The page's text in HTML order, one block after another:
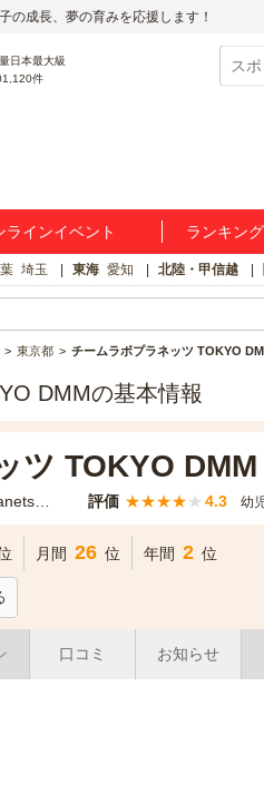
の成長、夢の育みを応援します！
件
ラインイベント ランキング
埼玉 東海 愛知 北陸・甲信越
東京都 チームラボプラネッツ TOKYO
DMMの基本情報
ツ TOKYO DMM
東京都江東区豊洲6-1-16 teamLab Planets TOKYO 評価 ★★★★★ 4.3 幼
月間 26 位 年間 2 位
口コミ お知らせ